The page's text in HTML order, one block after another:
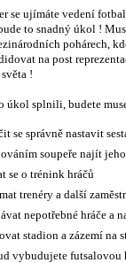
se ujímáte vedení
to snadný úkol !
pohárech,
na post
!
úkol splnili, budete
se správně nastavit
soupeře najít
se o trénink hráčů
trenéry a další
nepotřebné hráče a
stadion a zázemí na
vybudujete futsalovou